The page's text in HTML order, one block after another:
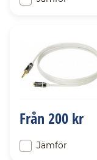
Från 200 kr
Jämför